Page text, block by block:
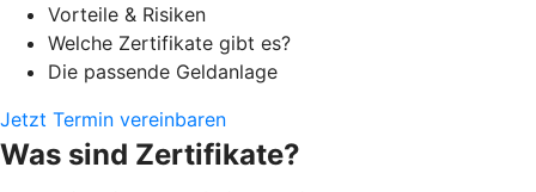
Vorteile & Risiken
Welche Zertifikate gibt es?
Die passende Geldanlage
Jetzt Termin vereinbaren
Was sind Zertifikate?